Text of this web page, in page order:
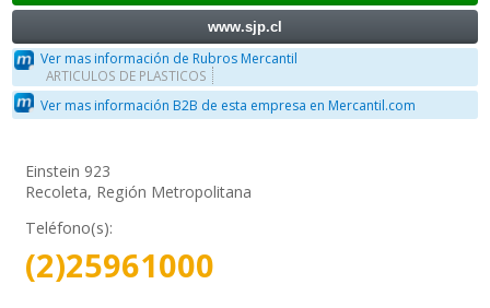
www.sjp.cl
Ver mas información de Rubros Mercantil
ARTICULOS DE PLASTICOS
Ver mas información B2B de esta empresa en Mercantil.com
Einstein 923
Recoleta, Región Metropolitana
Teléfono(s):
(2)25961000